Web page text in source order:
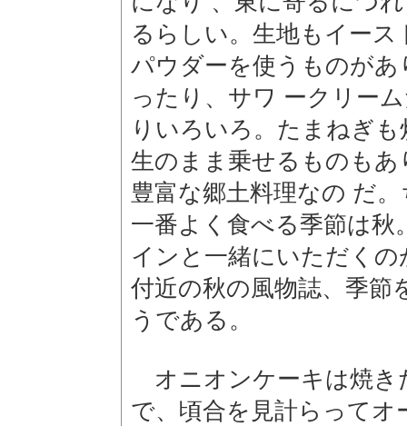
るらしい。生地もイー
パウダーを使うものが
ったり、サワ ークリー
りいろいろ。たまねぎ
生のまま乗せるものも
豊富な郷土料理なの だ
一番よく食べる季節は秋
インと一緒にいただく
付近の秋の風物誌、季節
うである。
オニオンケーキは焼き
で、頃合を見計らって